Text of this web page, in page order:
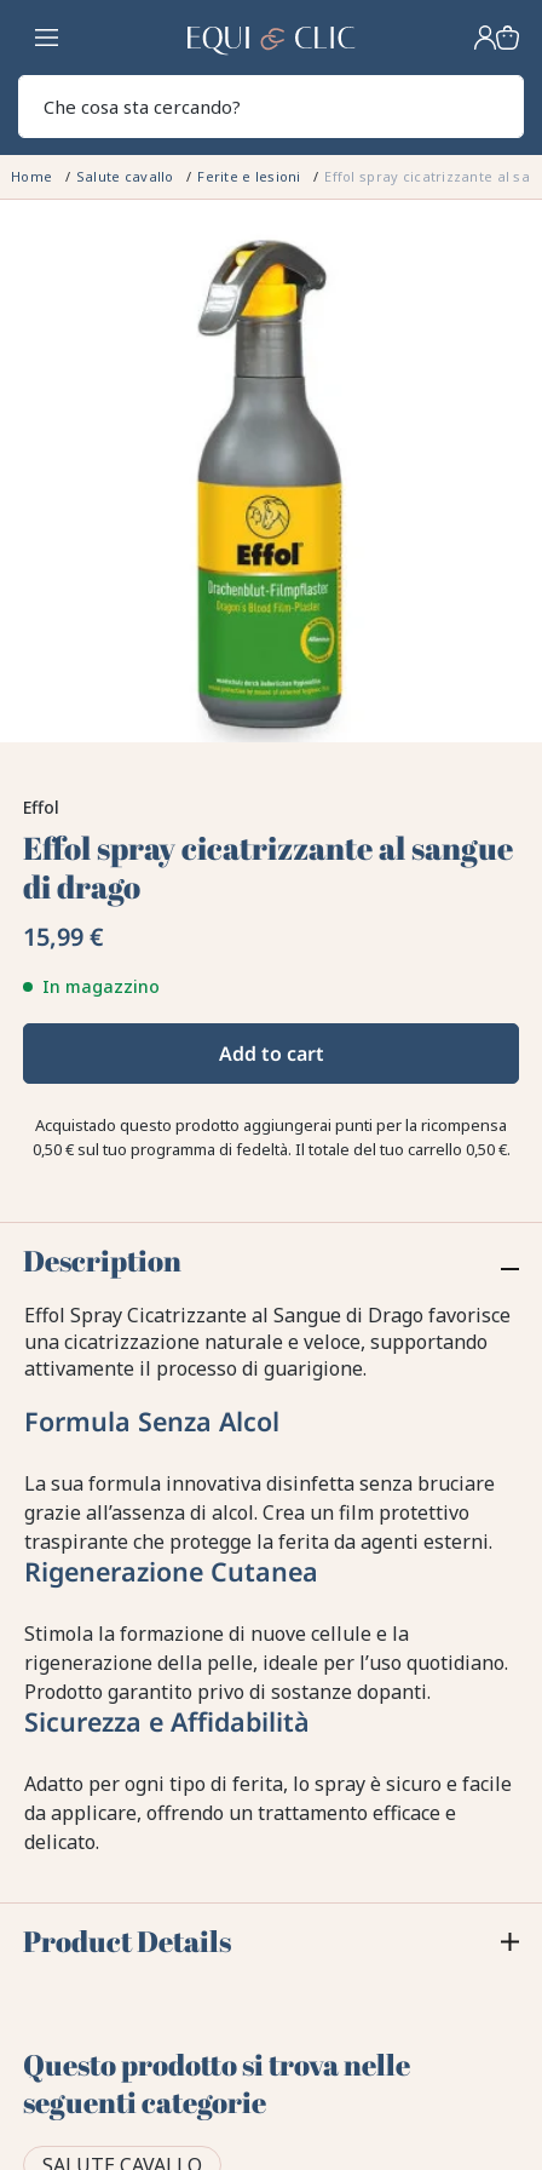
Casa
Home Salute cavallo Ferite e lesioni Effol spray cicatrizzante al
Effol
Effol spray cicatrizzante al sangue
di drago
15,99 €
In magazzino
Add to cart
Acquistado questo prodotto aggiungerai punti per la ricompensa
0,50 €sul tuo programma di fedeltà. Il totale del tuo carrello 0,50 €.
Description
Effol Spray Cicatrizzante al Sangue di Drago favorisce
una cicatrizzazione naturale e veloce, supportando
attivamente il processo di guarigione.
Formula Senza Alcol
La sua formula innovativa disinfetta senza bruciare
grazie all’assenza di alcol. Crea un film protettivo
traspirante che protegge la ferita da agenti esterni.
Rigenerazione Cutanea
Stimola la formazione di nuove cellule e la
rigenerazione della pelle, ideale per l’uso quotidiano.
Prodotto garantito privo di sostanze dopanti.
Sicurezza e Affidabilità
Adatto per ogni tipo di ferita, lo spray è sicuro e facile
da applicare, offrendo un trattamento efficace e
delicato.
Product Details
Questo prodotto si trova nelle
seguenti categorie